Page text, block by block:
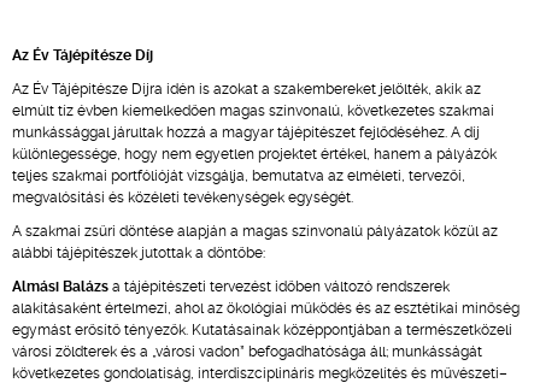
Az Év Tájépítésze Díj
Az Év Tájépítésze Díjra idén is azokat a szakembereket jelölték, akik az
elmúlt tíz évben kiemelkedően magas színvonalú, következetes szakmai
munkássággal járultak hozzá a magyar tájépítészet fejlődéséhez. A díj
különlegessége, hogy nem egyetlen projektet értékel, hanem a pályázók
teljes szakmai portfólióját vizsgálja, bemutatva az elméleti, tervezői,
megvalósítási és közéleti tevékenységek egységét.
A szakmai zsűri döntése alapján a magas színvonalú pályázatok közül az
alábbi tájépítészek jutottak a döntőbe:
Almási Balázs a tájépítészeti tervezést időben változó rendszerek
alakításaként értelmezi, ahol az ökológiai működés és az esztétikai minőség
egymást erősítő tényezők. Kutatásainak középpontjában a természetközeli
városi zöldterek és a „városi vadon” befogadhatósága áll; munkásságát
következetes gondolatiság, interdiszciplináris megközelítés és művészeti–